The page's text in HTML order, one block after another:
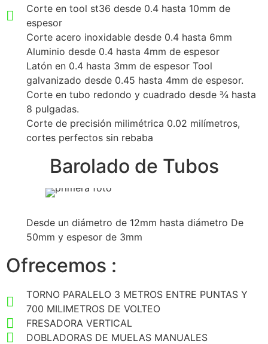
Corte en tool st36 desde 0.4 hasta 10mm de
espesor
Corte acero inoxidable desde 0.4 hasta 6mm
Aluminio desde 0.4 hasta 4mm de espesor
Latón en 0.4 hasta 3mm de espesor Tool
galvanizado desde 0.45 hasta 4mm de espesor.
Corte en tubo redondo y cuadrado desde ¾ hasta
8 pulgadas.
Corte de precisión milimétrica 0.02 milímetros,
cortes perfectos sin rebaba
Barolado de Tubos
Desde un diámetro de 12mm hasta diámetro De
50mm y espesor de 3mm
Ofrecemos :
TORNO PARALELO 3 METROS ENTRE PUNTAS Y
700 MILIMETROS DE VOLTEO
FRESADORA VERTICAL
DOBLADORAS DE MUELAS MANUALES